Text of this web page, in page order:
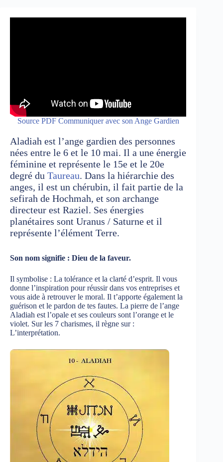
Source PDF Communiquer avec son Ange Gardien
Aladiah est l’ange gardien des personnes
nées entre le 6 et le 10 mai. Il a une énergie
féminine et représente le 15e et le 20e
degré du Taureau. Dans la hiérarchie des
anges, il est un chérubin, il fait partie de la
sefirah de Hochmah, et son archange
directeur est Raziel. Ses énergies
planétaires sont Uranus / Saturne et il
représente l’élément Terre.
Son nom signifie : Dieu de la faveur.
Il symbolise : La tolérance et la clarté d’esprit. Il vous
donne l’inspiration pour réussir dans vos entreprises et
vous aide à retrouver le moral. Il t’apporte également la
guérison et le pardon de tes fautes. La pierre de l’ange
Aladiah est l’opale et ses couleurs sont l’orange et le
violet. Sur les 7 charismes, il règne sur :
L’interprétation.